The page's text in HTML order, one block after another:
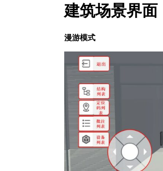
建筑场景界面
漫游模式